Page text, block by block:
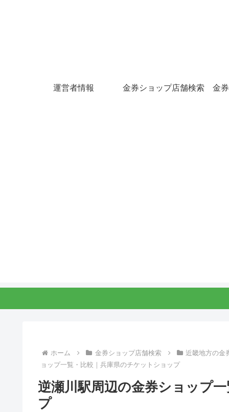
運営者情報 金券ショップ店舗検索 金
ホーム 金券ショップ店舗検索 近畿地方の金
ョップ一覧・比較｜兵庫県のチケットショップ
逆瀬川駅周辺の金券ショップ
プ